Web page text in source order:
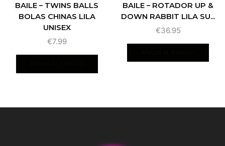
BAILE – TWINS BALLS
BOLAS CHINAS LILA
UNISEX
€7.99
BAILE – ROTADOR UP &
DOWN RABBIT LILA SU...
€36.95